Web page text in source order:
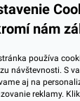
príprave
aj rôznych
košíčkov
hlavnou
1,00 € s
SIETE
nám
používa
návštevnosti. S
aj na
reklamy.